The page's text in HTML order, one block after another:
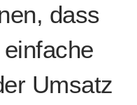
dass
Umsatz